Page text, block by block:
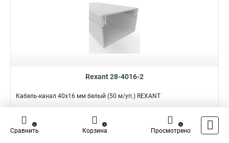
Rexant 28-4016-2
Кабель-канал 40х16 мм белый (50 м/уп.) REXANT
Подробнее Сравнить
Наличие:
Сравнить
0
Корзина
0
Просмотрено
0